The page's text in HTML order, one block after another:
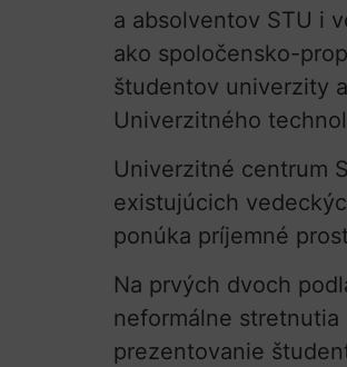
a absolventov STU i
ako spoločensko-
študentov univerzity
Univerzitného
Univerzitné centrum
existujúcich
ponúka príjemné
Na prvých dvoch
neformálne
prezentovanie